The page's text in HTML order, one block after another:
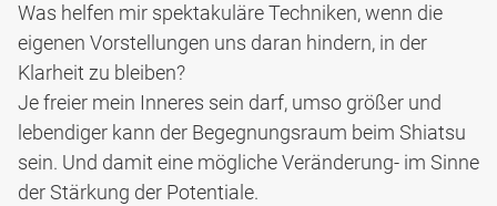
Was helfen mir spektakuläre Techniken, wenn die
eigenen Vorstellungen uns daran hindern, in der
Klarheit zu bleiben?
Je freier mein Inneres sein darf, umso größer und
lebendiger kann der Begegnungsraum beim Shiatsu
sein. Und damit eine mögliche Veränderung- im Sinne
der Stärkung der Potentiale.